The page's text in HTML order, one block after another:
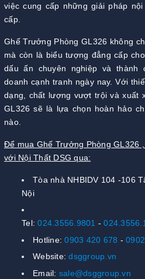
việc cung cấp những giải pháp
cấp.
Ghế Trưởng Phòng GL326 không
mà còn là biểu tượng đẳng cấp
dấu ấn chuyên nghiệp và thành
doanh cạnh tranh ngày nay. Với
dạng, chất lượng vượt trội và xuất
GL326 sẽ là lựa chọn hoàn hảo
nào.
Để mua Ghế Trưởng Phòng GL326
với Nội Thất DSG qua:
Tòa nhà NHBIDV 104 -106
Nội
Tel:024.3556.9801 -
Hotline:0903 420 678 -
Website:dsggroup.vn
Email: sale@dsggroup.vn